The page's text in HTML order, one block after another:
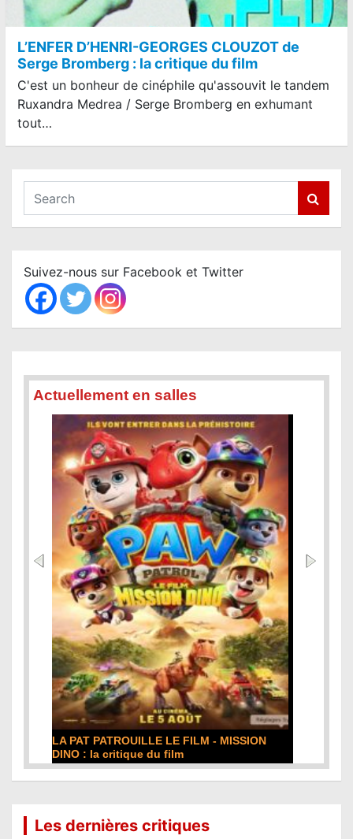
L’ENFER D’HENRI-GEORGES CLOUZOT de
Serge Bromberg : la critique du film
C'est un bonheur de cinéphile qu'assouvit le tandem
Ruxandra Medrea / Serge Bromberg en exhumant
tout…
a
c
h
Suivez-nous sur Facebook et Twitter
Actuellement en salles
DE LA COMÉDIE-FRANÇAISE : la critique du
film
Les dernières critiques